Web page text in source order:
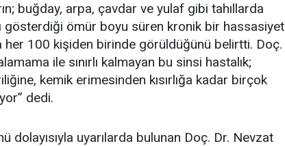
buğday, arpa, çavdar ve yulaf gibi tahıllarda
gösterdiği ömür boyu süren kronik bir hassasiyet
her 100 kişiden birinde görüldüğünü belirtti. Doç.
ile sınırlı kalmayan bu sinsi hastalık;
kemik erimesinden kısırlığa kadar birçok
dedi.
dolayısıyla uyarılarda bulunan Doç. Dr. Nevzat